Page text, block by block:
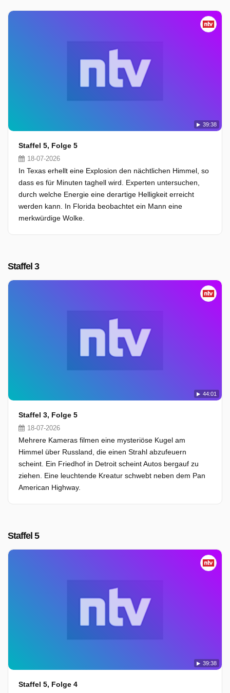
39:38
Staffel 5, Folge 5
18-07-2026
In Texas erhellt eine Explosion den nächtlichen Himmel, so
dass es für Minuten taghell wird. Experten untersuchen,
durch welche Energie eine derartige Helligkeit erreicht
werden kann. In Florida beobachtet ein Mann eine
merkwürdige Wolke.
Staffel 3
44:01
Staffel 3, Folge 5
18-07-2026
Mehrere Kameras filmen eine mysteriöse Kugel am
Himmel über Russland, die einen Strahl abzufeuern
scheint. Ein Friedhof in Detroit scheint Autos bergauf zu
ziehen. Eine leuchtende Kreatur schwebt neben dem Pan
American Highway.
Staffel 5
39:38
Staffel 5, Folge 4